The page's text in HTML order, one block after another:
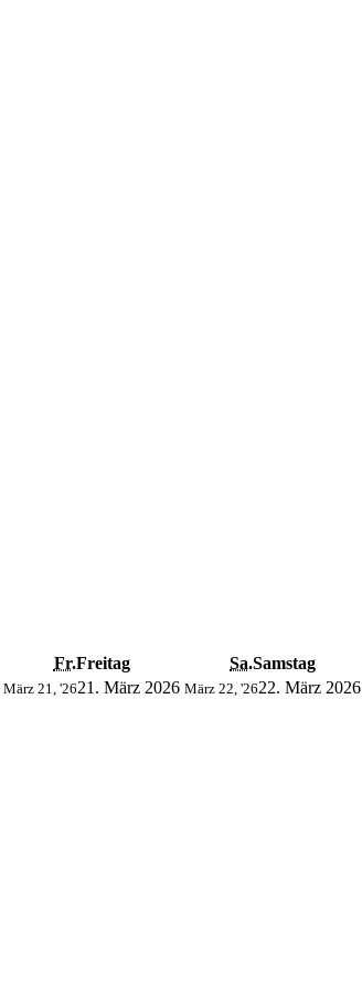
Fr.Freitag Sa.Samstag
März 21, '2621. März 2026 März 22, '2622. März 2026